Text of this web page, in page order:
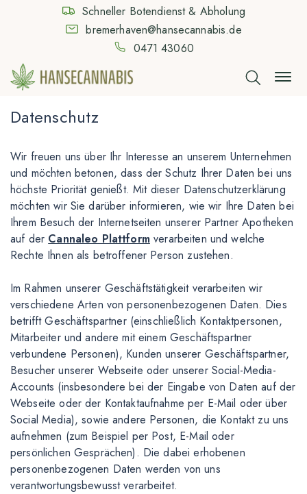
Schneller Botendienst & Abholung
bremerhaven@hansecannabis.de
0471 43060
Datenschutz
Wir freuen uns über Ihr Interesse an unserem Unternehmen
und möchten betonen, dass der Schutz Ihrer Daten bei uns
höchste Priorität genießt. Mit dieser Datenschutzerklärung
möchten wir Sie darüber informieren, wie wir Ihre Daten bei
Ihrem Besuch der Internetseiten unserer Partner Apotheken
auf der Cannaleo Plattform verarbeiten und welche
Rechte Ihnen als betroffener Person zustehen.
Im Rahmen unserer Geschäftstätigkeit verarbeiten wir
verschiedene Arten von personenbezogenen Daten. Dies
betrifft Geschäftspartner (einschließlich Kontaktpersonen,
Mitarbeiter und andere mit einem Geschäftspartner
verbundene Personen), Kunden unserer Geschäftspartner,
Besucher unserer Webseite oder unserer Social-Media-
Accounts (insbesondere bei der Eingabe von Daten auf der
Webseite oder der Kontaktaufnahme per E-Mail oder über
Social Media), sowie andere Personen, die Kontakt zu uns
aufnehmen (zum Beispiel per Post, E-Mail oder
persönlichen Gesprächen). Die dabei erhobenen
personenbezogenen Daten werden von uns
verantwortungsbewusst verarbeitet.